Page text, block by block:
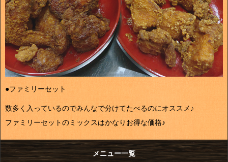
●ファミリーセット
数多く入っているのでみんなで分けてたべるのにオススメ♪
ファミリーセットのミックスはかなりお得な価格♪
メニュー一覧